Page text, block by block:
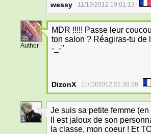
wessy 11/13/2012 19:01:13
35
Author
MDR !!!!! Passe leur
ton salon ? Réagiras-tu de
-_-"
DizonX 11/13/2012 22:30:26
1
Je suis sa petite femme
Il est jaloux de son
la classe, mon coeur ! Et